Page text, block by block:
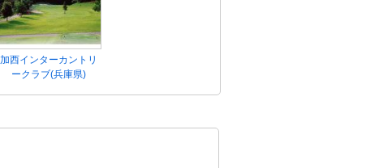
加西インターカントリ
ークラブ(兵庫県)